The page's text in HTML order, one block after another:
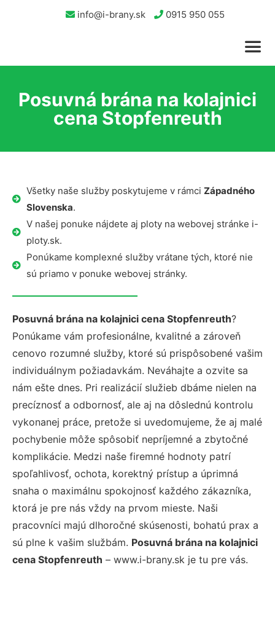
info@i-brany.sk 0915 950 055
Posuvná brána na kolajnici
cena Stopfenreuth
Všetky naše služby poskytujeme v rámci Západného
Slovenska.
V našej ponuke nájdete aj ploty na webovej stránke i-
ploty.sk.
Ponúkame komplexné služby vrátane tých, ktoré nie
sú priamo v ponuke webovej stránky.
Posuvná brána na kolajnici cena Stopfenreuth?
Ponúkame vám profesionálne, kvalitné a zároveň
cenovo rozumné služby, ktoré sú prispôsobené vašim
individuálnym požiadavkám. Neváhajte a ozvite sa
nám ešte dnes. Pri realizácií služieb dbáme nielen na
precíznosť a odbornosť, ale aj na dôslednú kontrolu
vykonanej práce, pretože si uvedomujeme, že aj malé
pochybenie môže spôsobiť nepríjemné a zbytočné
komplikácie. Medzi naše firemné hodnoty patrí
spoľahlivosť, ochota, korektný prístup a úprimná
snaha o maximálnu spokojnosť každého zákazníka,
ktorá je pre nás vždy na prvom mieste. Naši
pracovníci majú dlhoročné skúsenosti, bohatú prax a
sú plne k vašim službám. Posuvná brána na kolajnici
cena Stopfenreuth – www.i-brany.sk je tu pre vás.